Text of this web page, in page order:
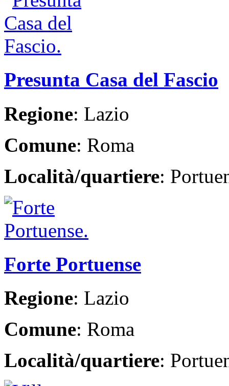
Presunta Casa del Fascio
Regione: Lazio
Comune: Roma
Località/quartiere:
Forte Portuense
Regione: Lazio
Comune: Roma
Località/quartiere: